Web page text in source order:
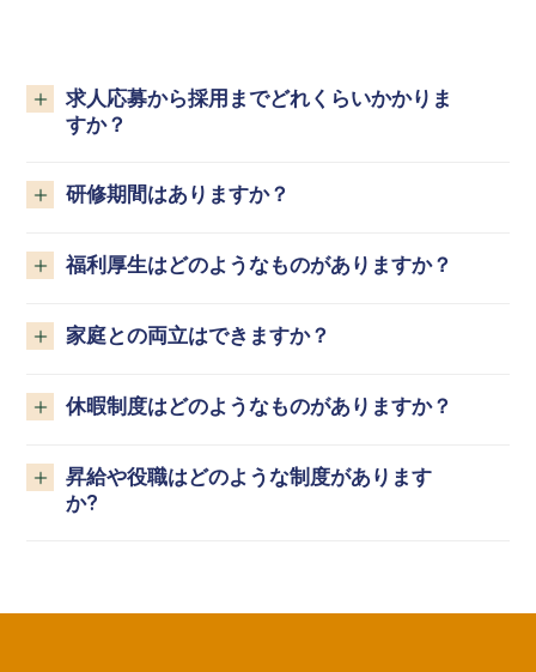
求人応募から採用までどれくらいかかりま
すか？
研修期間はありますか？
福利厚生はどのようなものがありますか？
家庭との両立はできますか？
休暇制度はどのようなものがありますか？
昇給や役職はどのような制度があります
か?